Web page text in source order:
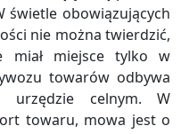
świetle obowiązujących
nie można twierdzić,
miał miejsce tylko w
towarów odbywa
urzędzie celnym. W
towaru, mowa jest o